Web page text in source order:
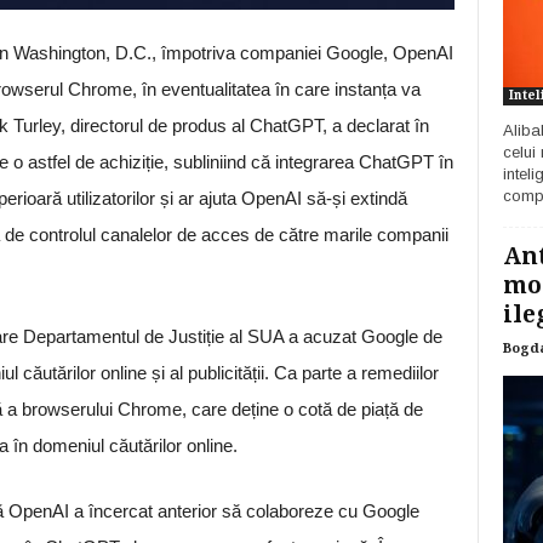
Washington, D.C., împotriva companiei Google, OpenAI
Chrome, în eventualitatea în care instanța va
directorul de produs al ChatGPT, a declarat în
o astfel de achiziție, subliniind că integrarea ChatGPT în
utilizatorilor și ar ajuta OpenAI să-și extindă
controlul canalelor de acces de către marile companii
Departamentul de Justiție al SUA a acuzat Google de
căutărilor online și al publicității. Ca parte a remediilor
browserului Chrome, care deține o cotă de piață de
în domeniul căutărilor online.
a încercat anterior să colaboreze cu Google
celui